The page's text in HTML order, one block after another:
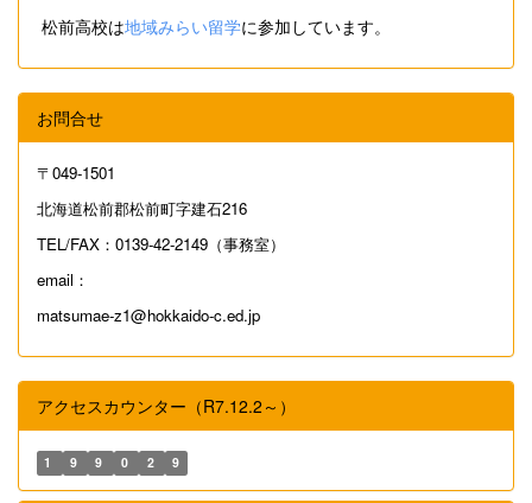
松前高校は地域みらい留学に参加しています。
お問合せ
〒049-1501
北海道松前郡松前町字建石216
TEL/FAX：0139-42-2149（事務室）
email：
matsumae-z1@hokkaido-c.ed.jp
アクセスカウンター（R7.12.2～）
1 9 9 0 2 9